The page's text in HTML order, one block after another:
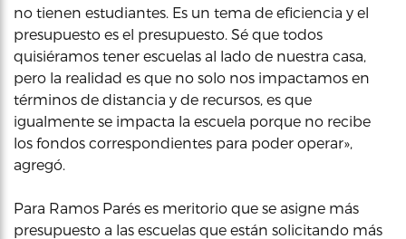
no tienen estudiantes. Es un tema de eficiencia y el
presupuesto es el presupuesto. Sé que todos
quisiéramos tener escuelas al lado de nuestra casa,
pero la realidad es que no solo nos impactamos en
términos de distancia y de recursos, es que
igualmente se impacta la escuela porque no recibe
los fondos correspondientes para poder operar»,
agregó.
Para Ramos Parés es meritorio que se asigne más
presupuesto a las escuelas que están solicitando más